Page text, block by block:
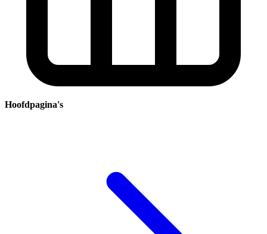
Hoofdpagina's